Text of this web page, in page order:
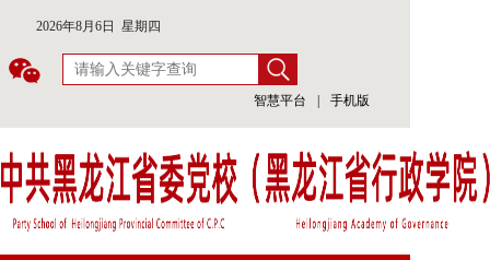
2026年8月6日 星期四
智慧平台 手机版